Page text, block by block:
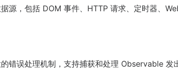
源，包括 DOM 事件、HTTP 请求、定时器、
错误处理机制，支持捕获和处理 Observable 发